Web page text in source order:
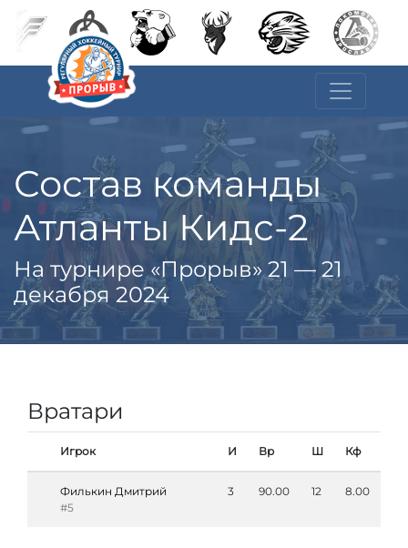
Состав команды
Атланты Кидс-2
На турнире «Прорыв» 21 — 21
декабря 2024
Вратари
Игрок И Вр Ш Кф
Филькин Дмитрий
#5
3 90.00 12 8.00